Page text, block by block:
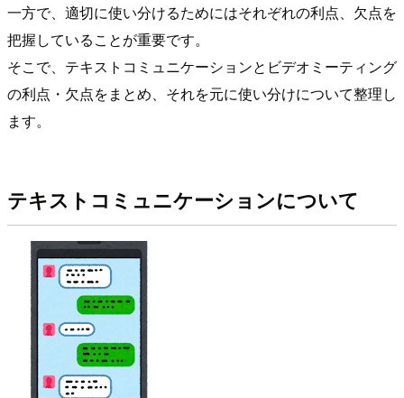
一方で、適切に使い分けるためにはそれぞれの利点、欠点を
把握していることが重要です。
そこで、テキストコミュニケーションとビデオミーティング
の利点・欠点をまとめ、それを元に使い分けについて整理し
ます。
テキストコミュニケーションについて